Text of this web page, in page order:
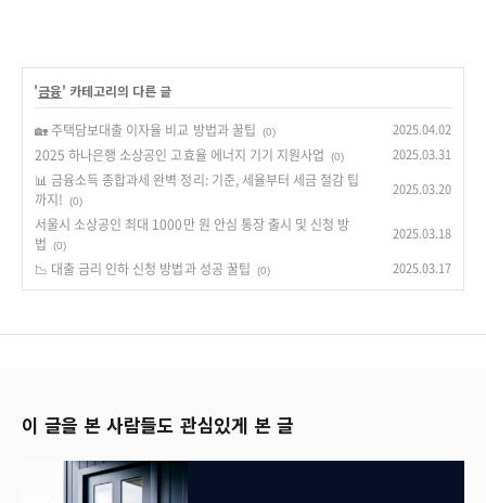
'금융' 카테고리의 다른 글
🏡 주택담보대출 이자율 비교 방법과 꿀팁 (0) 2025.04.02
2025 하나은행 소상공인 고효율 에너지 기기 지원사업 (0) 2025.03.31
📊 금융소득 종합과세 완벽 정리: 기준, 세율부터 세금 절감 팁
까지!
(0)
2025.03.20
서울시 소상공인 최대 1000만 원 안심 통장 출시 및 신청 방
법
(0)
2025.03.18
📉 대출 금리 인하 신청 방법과 성공 꿀팁 (0) 2025.03.17
이 글을 본 사람들도 관심있게 본 글